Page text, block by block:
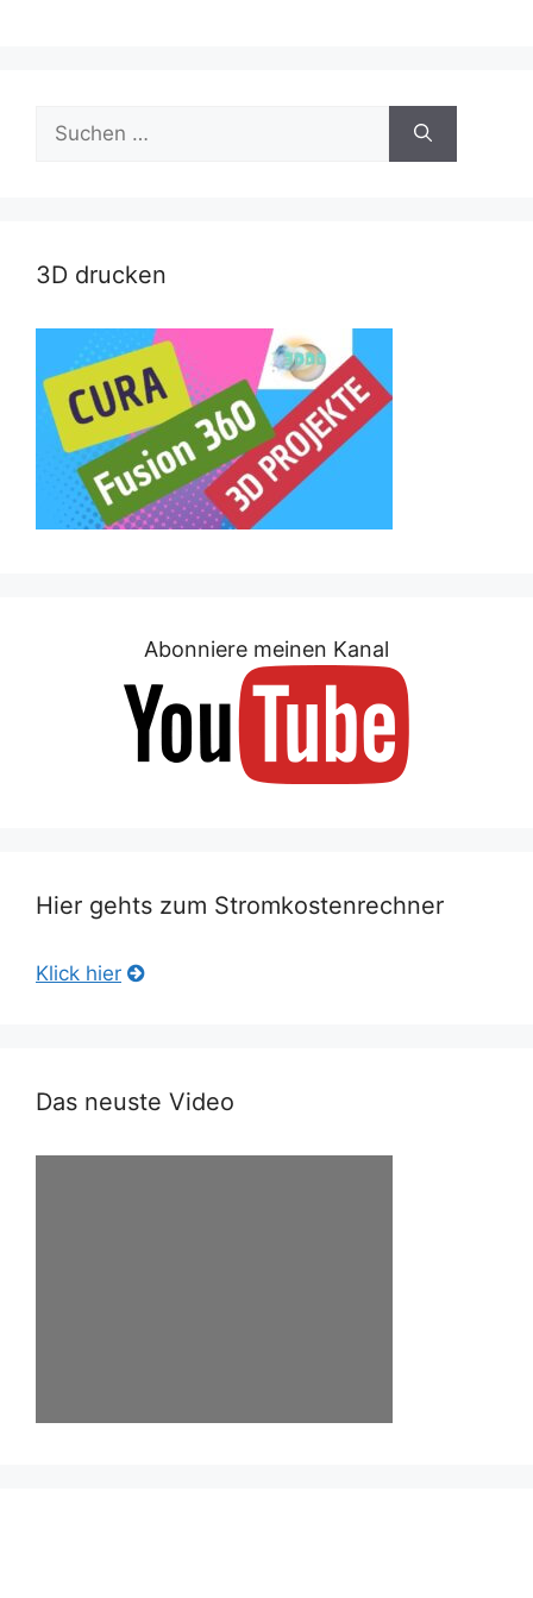
nach:
3D drucken
Abonniere meinen Kanal
Hier gehts zum Stromkostenrechner
Klick hier
Das neuste Video